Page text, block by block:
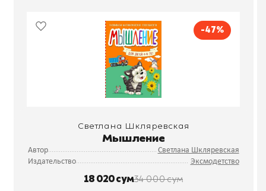
-47%
Светлана Шкляревская
Мышление
Автор
Светлана Шкляревская
Издательство
Эксмодетство
18 020 сум34 000 сум